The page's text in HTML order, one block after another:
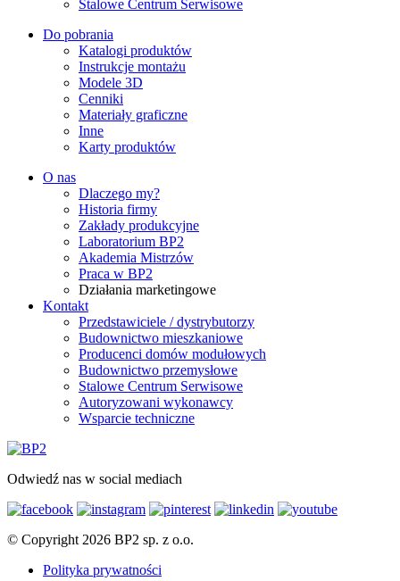
Stalowe Centrum Serwisowe
Do pobrania
Katalogi produktów
Instrukcje montażu
Modele 3D
Cenniki
Materiały graficzne
Inne
Karty produktów
O nas
Dlaczego my?
Historia firmy
Zakłady produkcyjne
Laboratorium BP2
Akademia Mistrzów
Praca w BP2
Działania marketingowe
Kontakt
Przedstawiciele / dystrybutorzy
Budownictwo mieszkaniowe
Producenci domów modułowych
Budownictwo przemysłowe
Stalowe Centrum Serwisowe
Autoryzowani wykonawcy
Wsparcie techniczne
Odwiedź nas w social mediach
© Copyright 2026 BP2 sp. z o.o.
Polityka prywatności